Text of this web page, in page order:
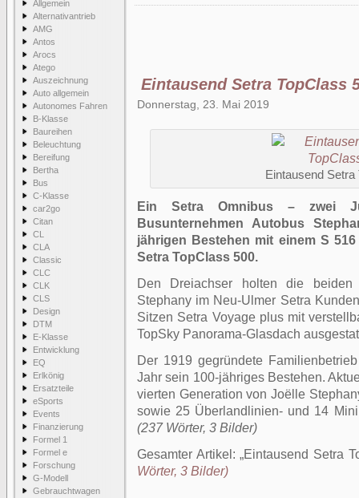
Allgemein
Alternativantrieb
AMG
Antos
Arocs
Atego
Auszeichnung
Auto allgemein
Autonomes Fahren
B-Klasse
Baureihen
Beleuchtung
Bereifung
Bertha
Bus
C-Klasse
car2go
Citan
CL
CLA
Classic
CLC
CLK
CLS
Design
DTM
E-Klasse
Entwicklung
EQ
Erlkönig
Ersatzteile
eSports
Events
Finanzierung
Formel 1
Formel e
Forschung
G-Modell
Gebrauchtwagen
Eintausend Setra TopClass
Donnerstag, 23. Mai 2019
Eintausend Setra
Ein Setra Omnibus – zwei
Busunternehmen Autobus
jährigen Bestehen mit einem S
Setra TopClass 500.
Den Dreiachser holten die beiden
Stephany im Neu-Ulmer Setra
Sitzen Setra Voyage plus mit
TopSky Panorama-Glasdach
Der 1919 gegründete
Jahr sein 100-jähriges Bestehen.
vierten Generation von Joëlle
sowie 25 Überlandlinien- und 14
(237 Wörter, 3 Bilder)
Gesamter Artikel: Eintausend Setra
Wörter, 3 Bilder)